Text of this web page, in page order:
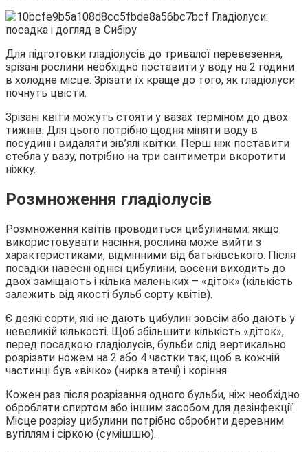
Для підготовки гладіолусів до тривалої перевезення,
зрізані рослини необхідно поставити у воду на 2 години
в холодне місце. Зрізати їх краще до того, як гладіолуси
почнуть цвісти.
Зрізані квіти можуть стояти у вазах терміном до двох
тижнів. Для цього потрібно щодня міняти воду в
посудині і видаляти зів’ялі квітки. Перш ніж поставити
стебла у вазу, потрібно на три сантиметри вкоротити
ніжку.
Розмноження гладіолусів
Розмноження квітів проводиться цибулинами: якщо
використовувати насіння, рослина може вийти з
характеристиками, відмінними від батьківського. Після
посадки навесні однієї цибулини, восени виходить до
двох заміщають і кілька маленьких – «діток» (кількість
залежить від якості бульб сорту квітів).
Є деякі сорти, які не дають цибулин зовсім або дають у
невеликій кількості. Щоб збільшити кількість «діток»,
перед посадкою гладіолусів, бульби слід вертикально
розрізати ножем на 2 або 4 частки так, щоб в кожній
частинці був «вічко» (нирка втечі) і коріння.
Кожен раз після розрізання одного бульби, ніж необхідно
обробляти спиртом або іншим засобом для дезінфекції.
Місце розрізу цибулини потрібно обробити деревним
вугіллям і сіркою (сумішшю).